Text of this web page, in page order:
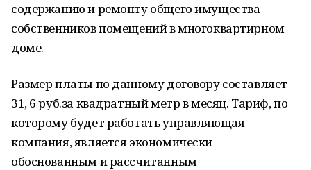
содержанию и ремонту общего имущества
собственников помещений в многоквартирном
доме.
Размер платы по данному договору составляет
31, 6 руб.за квадратный метр в месяц. Тариф, по
которому будет работать управляющая
компания, является экономически
обоснованным и рассчитанным